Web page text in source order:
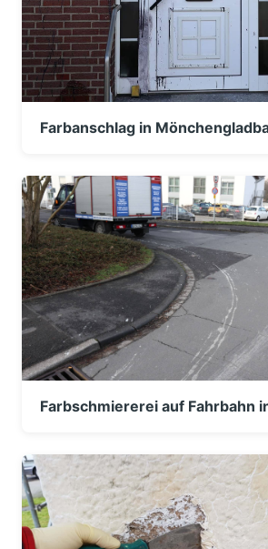
Farbanschlag in
Farbschmiererei auf Fahrbahn